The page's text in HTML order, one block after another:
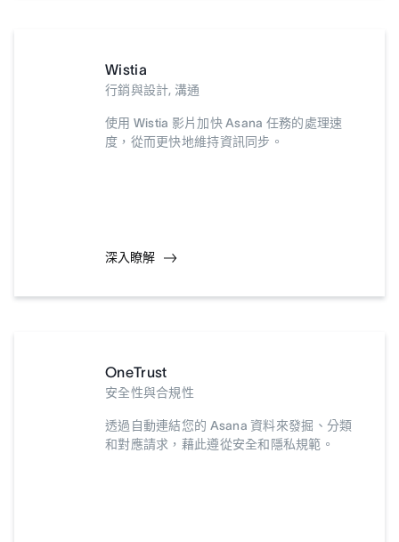
Wistia
行銷與設計, 溝通
使用 Wistia 影片加快 Asana 任務的處理速
度，從而更快地維持資訊同步。
深入瞭解
OneTrust
安全性與合規性
透過自動連結您的 Asana 資料來發掘、分類
和對應請求，藉此遵從安全和隱私規範。